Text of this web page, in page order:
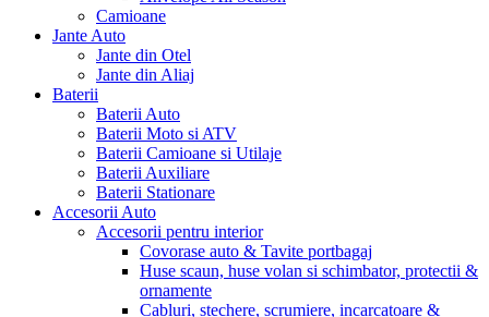
Camioane
Jante Auto
Jante din Otel
Jante din Aliaj
Baterii
Baterii Auto
Baterii Moto si ATV
Baterii Camioane si Utilaje
Baterii Auxiliare
Baterii Stationare
Accesorii Auto
Accesorii pentru interior
Covorase auto & Tavite portbagaj
Huse scaun, huse volan si schimbator, protectii &
ornamente
Cabluri, stechere, scrumiere, incarcatoare &